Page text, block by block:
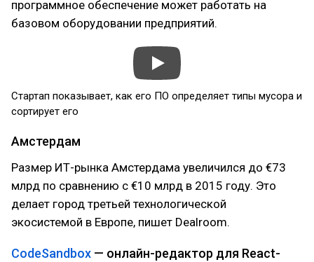
программное обеспечение может работать на
базовом оборудовании предприятий.
Стартап показывает, как его ПО определяет типы мусора и
сортирует его
Амстердам
Размер ИТ-рынка Амстердама увеличился до €73
млрд по сравнению с €10 млрд в 2015 году. Это
делает город третьей технологической
экосистемой в Европе, пишет Dealroom.
CodeSandbox — онлайн-редактор для React-